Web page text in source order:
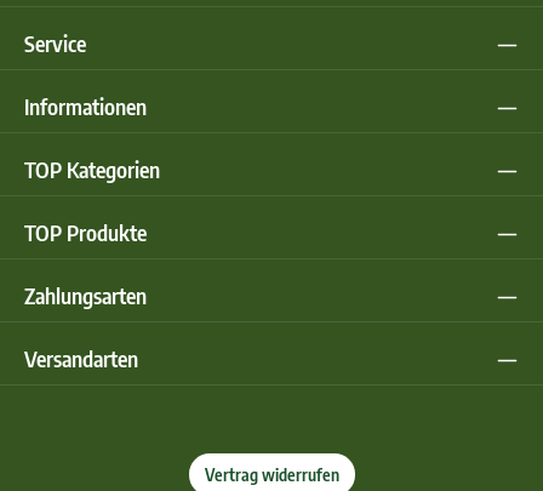
Service
Informationen
TOP Kategorien
TOP Produkte
Zahlungsarten
Versandarten
Vertrag widerrufen